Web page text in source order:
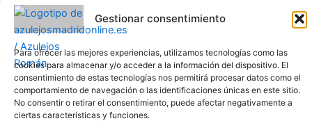
Gestionar consentimiento
Para ofrecer las mejores experiencias, utilizamos tecnologías como las
cookies para almacenar y/o acceder a la información del dispositivo. El
consentimiento de estas tecnologías nos permitirá procesar datos como el
comportamiento de navegación o las identificaciones únicas en este sitio.
No consentir o retirar el consentimiento, puede afectar negativamente a
ciertas características y funciones.
Pavimentos y Azulejos Román S.L.. Todos los derechos
reservados
Web creada y diseñada por Pavimentos y Azulejos Román S.L
Comprar azulejos online baratos y de calidad